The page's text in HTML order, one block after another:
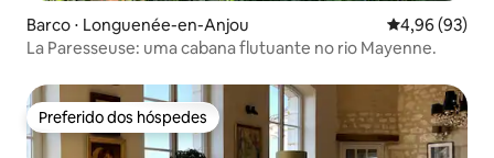
Barco ⋅ Longuenée-en-Anjou 4,96 de uma
4,96 (93)
La Paresseuse: uma cabana flutuante no rio Mayenne.
Preferido dos hóspedes
Preferido dos hóspedes